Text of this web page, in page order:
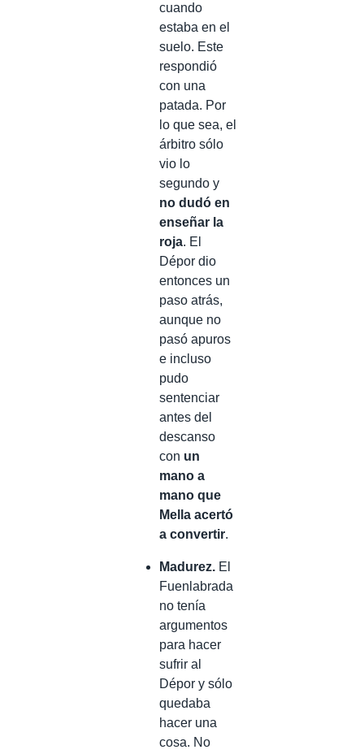
cuando
estaba en el
suelo. Este
respondió
con una
patada. Por
lo que sea, el
árbitro sólo
vio lo
segundo y
no dudó en
enseñar la
roja. El
Dépor dio
entonces un
paso atrás,
aunque no
pasó apuros
e incluso
pudo
sentenciar
antes del
descanso
con un
mano a
mano que
Mella acertó
a convertir.
Madurez. El
Fuenlabrada
no tenía
argumentos
para hacer
sufrir al
Dépor y sólo
quedaba
hacer una
cosa. No